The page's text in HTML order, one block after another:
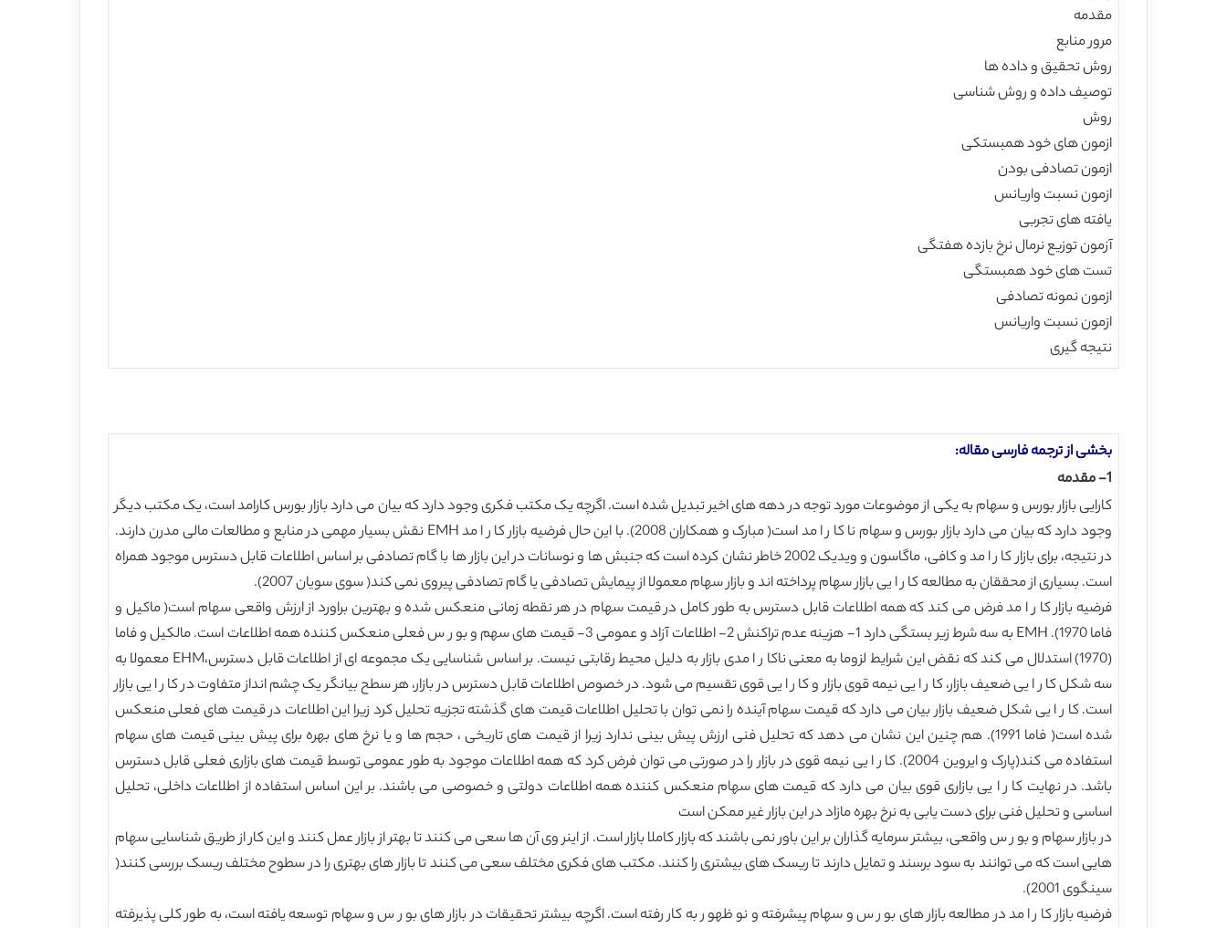
مقدمه
مرور منابع
روش تحقیق و داده ها
توصیف داده و روش شناسی
روش
ازمون های خود همبستکی
ازمون تصادفی بودن
ازمون نسبت واریانس
یافته های تجربی
آزمون توزیع نرمال نرخ بازده هفتگی
تست های خود همبستگی
ازمون نمونه تصادفی
ازمون نسبت واریانس
نتیجه گیری
بخشی از ترجمه فارسی مقاله:
1- مقدمه
کارایی بازار بورس و سهام به یکی از موضوعات مورد توجه در دهه های اخیر تبدیل شده است. اگرچه یک مکتب فکری وجود دارد که بیان می دارد بازار بورس کارامد است، یک مکتب دیگر
وجود دارد که بیان می دارد بازار بورس و سهام نا کا ر ا مد است( مبارک و همکاران 2008). با این حال فرضیه بازار کا ر ا مد EMH نقش بسیار مهمی در منابع و مطالعات مالی مدرن دارند.
در نتیجه، برای بازار کا ر ا مد و کافی، ماگاسون و ویدیک 2002 خاطر نشان کرده است که جنبش ها و نوسانات در این بازار ها با گام تصادفی بر اساس اطلاعات قابل دسترس موجود همراه
است. بسیاری از محققان به مطالعه کا ر ا یی بازار سهام پرداخته اند و بازار سهام معمولا از پیمایش تصادفی یا گام تصادفی پیروی نمی کند( سوی سویان 2007).
فرضیه بازار کا ر ا مد فرض می کند که همه اطلاعات قابل دسترس به طور کامل در قیمت سهام در هر نقطه زمانی منعکس شده و بهترین براورد از ارزش واقعی سهام است( ماکیل و
فاما 1970). EMH به سه شرط زیر بستگی دارد 1- هزینه عدم تراکنش 2- اطلاعات آزاد و عمومی 3- قیمت های سهم و بو ر س فعلی منعکس کننده همه اطلاعات است. مالکیل و فاما
(1970) استدلال می کند که نقض این شرایط لزوما به معنی ناکا ر ا مدی بازار به دلیل محیط رقابتی نیست. بر اساس شناسایی یک مجموعه ای از اطلاعات قابل دسترس،EHM معمولا به
سه شکل کا ر ا یی ضعیف بازار، کا ر ا یی نیمه قوی بازار و کا ر ا یی قوی تقسیم می شود. در خصوص اطلاعات قابل دسترس در بازار، هر سطح بیانگر یک چشم انداز متفاوت در کا ر ا یی بازار
است. کا ر ا یی شکل ضعیف بازار بیان می دارد که قیمت سهام آینده را نمی توان با تحلیل اطلاعات قیمت های گذشته تجزیه تحلیل کرد زیرا این اطلاعات در قیمت های فعلی منعکس
شده است( فاما 1991). هم چنین این نشان می دهد که تحلیل فنی ارزش پیش بینی ندارد زیرا از قیمت های تاریخی ، حجم ها و یا نرخ های بهره برای پیش بینی قیمت های سهام
استفاده می کند(پارک و ایروین 2004). کا ر ا یی نیمه قوی در بازار را در صورتی می توان فرض کرد که همه اطلاعات موجود به طور عمومی توسط قیمت های بازاری فعلی قابل دسترس
باشد. در نهایت کا ر ا یی بازاری قوی بیان می دارد که قیمت های سهام منعکس کننده همه اطلاعات دولتی و خصوصی می باشند. بر این اساس استفاده از اطلاعات داخلی، تحلیل
اساسی و تحلیل فنی برای دست یابی به نرخ بهره مازاد در این بازار غیر ممکن است
در بازار سهام و بو ر س واقعی، بیشتر سرمایه گذاران بر این باور نمی باشند که بازار کاملا بازار است. از اینر وی آن ها سعی می کنند تا بهتر از بازار عمل کنند و این کار از طریق شناسایی سهام
هایی است که می توانند به سود برسند و تمایل دارند تا ریسک های بیشتری را کنند. مکتب های فکری مختلف سعی می کنند تا بازار های بهتری را در سطوح مختلف ریسک بررسی کنند(
سینگوی 2001).
فرضیه بازار کا ر ا مد در مطالعه بازار های بو ر س و سهام پیشرفته و نو ظهو ر به کار رفته است. اگرچه بیشتر تحقیقات در بازار های بو ر س و سهام توسعه یافته است، به طور کلی پذیرفته